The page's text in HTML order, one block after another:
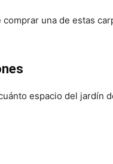
una de estas
espacio del jardín